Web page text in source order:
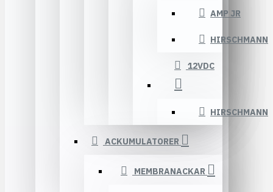
AMP JR
HIRSCHMANN
12VDC
HIRSCHMANN
ACKUMULATORER
MEMBRANACKAR